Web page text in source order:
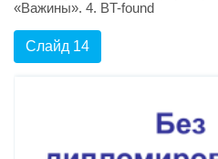
«Важины». 4. BT-found
Слайд 14